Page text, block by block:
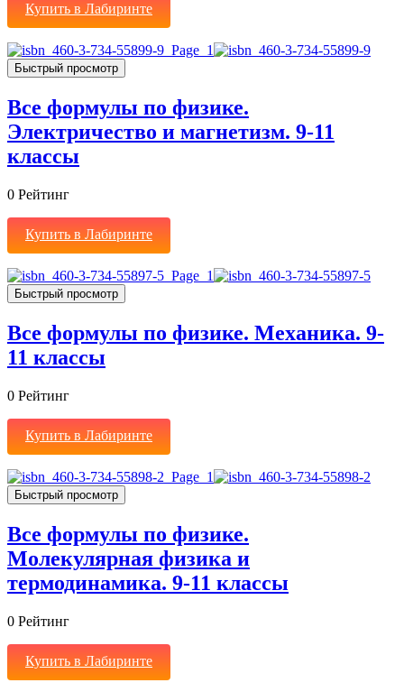
Купить в Лабиринте
Быстрый просмотр
Все формулы по физике.
Электричество и магнетизм. 9-11
классы
0 Рейтинг
Купить в Лабиринте
Быстрый просмотр
Все формулы по физике. Механика. 9-
11 классы
0 Рейтинг
Купить в Лабиринте
Быстрый просмотр
Все формулы по физике.
Молекулярная физика и
термодинамика. 9-11 классы
0 Рейтинг
Купить в Лабиринте